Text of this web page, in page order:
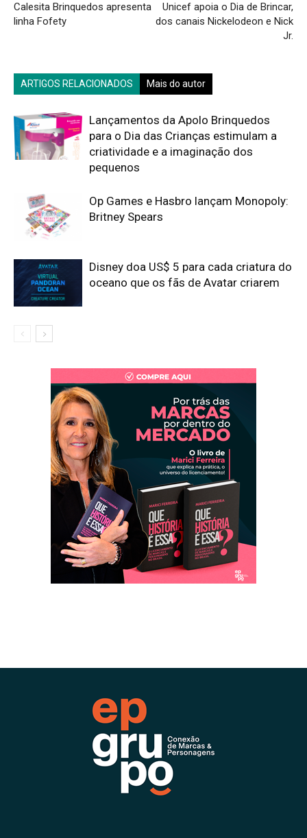
Calesita Brinquedos apresenta
linha Fofety
Unicef apoia o Dia de Brincar,
dos canais Nickelodeon e Nick
Jr.
ARTIGOS RELACIONADOS Mais do autor
Lançamentos da Apolo Brinquedos
para o Dia das Crianças estimulam a
criatividade e a imaginação dos
pequenos
Op Games e Hasbro lançam Monopoly:
Britney Spears
Disney doa US$ 5 para cada criatura do
oceano que os fãs de Avatar criarem